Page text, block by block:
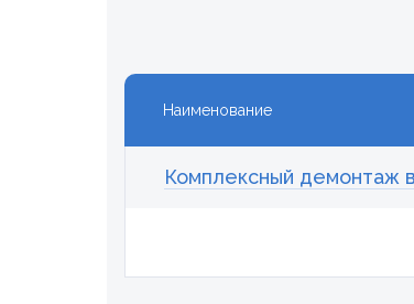
Наименование
Комплексный демонтаж